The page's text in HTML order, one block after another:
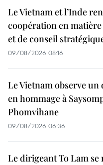
Le Vietnam et l’Inde
coopération en
et de conseil
09/08/2026 08:16
Le Vietnam observe
en hommage à
Phomvihane
09/08/2026 06:36
Le dirigeant To Lam se